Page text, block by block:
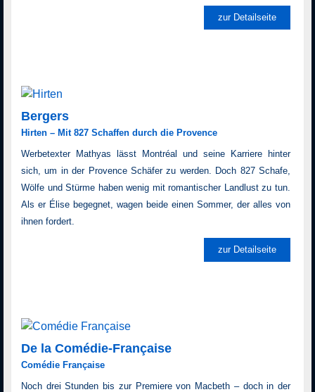
zur Detailseite
Bergers
Hirten – Mit 827 Schaffen durch die Provence
Werbetexter Mathyas lässt Montréal und seine Karriere hinter
sich, um in der Provence Schäfer zu werden. Doch 827 Schafe,
Wölfe und Stürme haben wenig mit romantischer Landlust zu tun.
Als er Élise begegnet, wagen beide einen Sommer, der alles von
ihnen fordert.
zur Detailseite
De la Comédie-Française
Comédie Française
Noch drei Stunden bis zur Premiere von Macbeth – doch in der